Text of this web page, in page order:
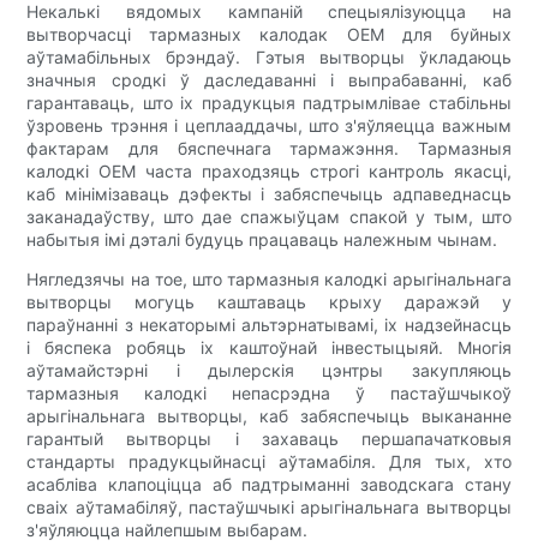
Некалькі вядомых кампаній спецыялізуюцца на
вытворчасці тармазных калодак OEM для буйных
аўтамабільных брэндаў. Гэтыя вытворцы ўкладаюць
значныя сродкі ў даследаванні і выпрабаванні, каб
гарантаваць, што іх прадукцыя падтрымлівае стабільны
ўзровень трэння і цеплааддачы, што з'яўляецца важным
фактарам для бяспечнага тармажэння. Тармазныя
калодкі OEM часта праходзяць строгі кантроль якасці,
каб мінімізаваць дэфекты і забяспечыць адпаведнасць
заканадаўству, што дае спажыўцам спакой у тым, што
набытыя імі дэталі будуць працаваць належным чынам.
Нягледзячы на ​​тое, што тармазныя калодкі арыгінальнага
вытворцы могуць каштаваць крыху даражэй у
параўнанні з некаторымі альтэрнатывамі, іх надзейнасць
і бяспека робяць іх каштоўнай інвестыцыяй. Многія
аўтамайстэрні і дылерскія цэнтры закупляюць
тармазныя калодкі непасрэдна ў пастаўшчыкоў
арыгінальнага вытворцы, каб забяспечыць выкананне
гарантый вытворцы і захаваць першапачатковыя
стандарты прадукцыйнасці аўтамабіля. Для тых, хто
асабліва клапоціцца аб падтрыманні заводскага стану
сваіх аўтамабіляў, пастаўшчыкі арыгінальнага вытворцы
з'яўляюцца найлепшым выбарам.